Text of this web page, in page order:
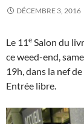
DÉCEMBRE 3, 2016
Le 11e Salon du
ce weed-end,
19h, dans la nef
Entrée libre.